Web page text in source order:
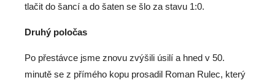
tlačit do šancí a do šaten se šlo za stavu 1:0.
Druhý poločas
Po přestávce jsme znovu zvýšili úsilí a hned v 50.
minutě se z přímého kopu prosadil Roman Rulec, který